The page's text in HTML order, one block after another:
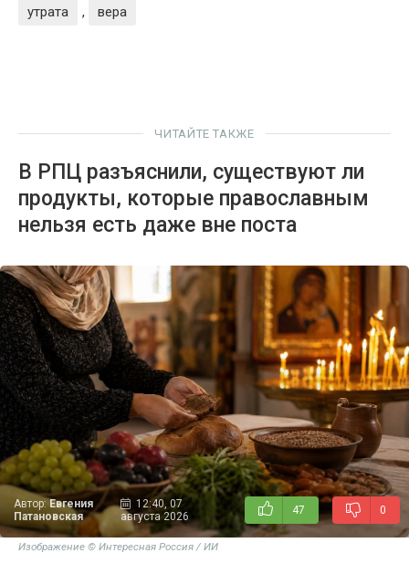
утрата
, вера
ЧИТАЙТЕ ТАКЖЕ
В РПЦ разъяснили, существуют ли
продукты, которые православным
нельзя есть даже вне поста
Автор: Евгения
Патановская
12:40, 07
августа 2026
47 0
Изображение © Интересная Россия / ИИ